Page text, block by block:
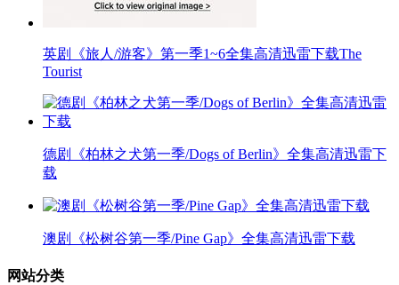
英剧《旅人/游客》第一季1~6全集高清迅雷下载The
Tourist
德剧《柏林之犬第一季/Dogs of Berlin》全集高清迅雷下
载
澳剧《松树谷第一季/Pine Gap》全集高清迅雷下载
网站分类